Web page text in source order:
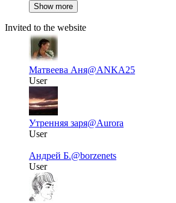
Show more
Invited to the website
Матвеева Аня@ANKA25
User
Утренняя заря@Aurora
User
Андрей Б.@borzenets
User